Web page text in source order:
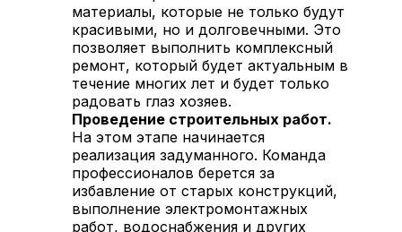
материалы, которые не только будут
красивыми, но и долговечными. Это
позволяет выполнить комплексный
ремонт, который будет актуальным в
течение многих лет и будет только
радовать глаз хозяев.
Проведение строительных работ.
На этом этапе начинается
реализация задуманного. Команда
профессионалов берется за
избавление от старых конструкций,
выполнение электромонтажных
работ, водоснабжения и других